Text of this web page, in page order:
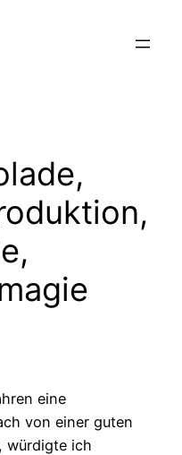
eine
von einer guten
würdigte ich